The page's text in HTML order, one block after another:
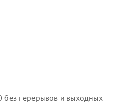
перерывов и выходных